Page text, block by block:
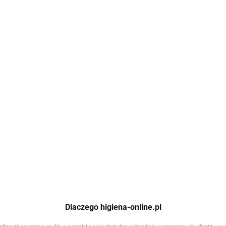
Dlaczego higiena-online.pl